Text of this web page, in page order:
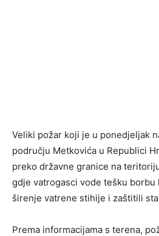
Veliki požar koji je u ponedjeljak
području Metkovića u Republici
preko državne granice na
gdje vatrogasci vode tešku
širenje vatrene stihije i zaštitili
Prema informacijama s terena,